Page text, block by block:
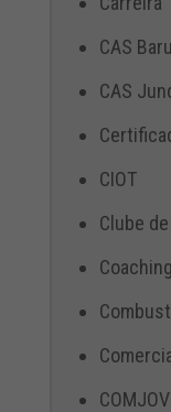
CAS
CAS
CIOT
Clube
Coaching